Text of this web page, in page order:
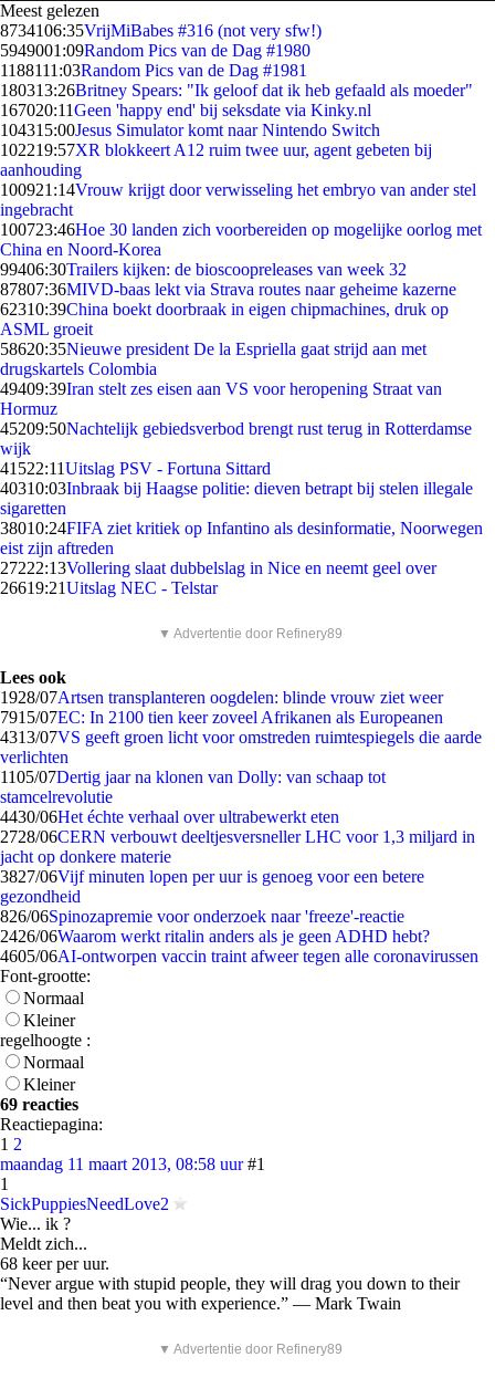
Meest gelezen
8734106:35VrijMiBabes #316 (not very sfw!)
5949001:09Random Pics van de Dag #1980
1188111:03Random Pics van de Dag #1981
180313:26Britney Spears: "Ik geloof dat ik heb gefaald als moeder"
167020:11Geen 'happy end' bij seksdate via Kinky.nl
104315:00Jesus Simulator komt naar Nintendo Switch
102219:57XR blokkeert A12 ruim twee uur, agent gebeten bij
aanhouding
100921:14Vrouw krijgt door verwisseling het embryo van ander stel
ingebracht
100723:46Hoe 30 landen zich voorbereiden op mogelijke oorlog met
China en Noord-Korea
99406:30Trailers kijken: de bioscoopreleases van week 32
87807:36MIVD-baas lekt via Strava routes naar geheime kazerne
62310:39China boekt doorbraak in eigen chipmachines, druk op
ASML groeit
58620:35Nieuwe president De la Espriella gaat strijd aan met
drugskartels Colombia
49409:39Iran stelt zes eisen aan VS voor heropening Straat van
Hormuz
45209:50Nachtelijk gebiedsverbod brengt rust terug in Rotterdamse
wijk
41522:11Uitslag PSV - Fortuna Sittard
40310:03Inbraak bij Haagse politie: dieven betrapt bij stelen illegale
sigaretten
38010:24FIFA ziet kritiek op Infantino als desinformatie, Noorwegen
eist zijn aftreden
27222:13Vollering slaat dubbelslag in Nice en neemt geel over
26619:21Uitslag NEC - Telstar
▼ Advertentie door Refinery89
Lees ook
1928/07Artsen transplanteren oogdelen: blinde vrouw ziet weer
7915/07EC: In 2100 tien keer zoveel Afrikanen als Europeanen
4313/07VS geeft groen licht voor omstreden ruimtespiegels die aarde
verlichten
1105/07Dertig jaar na klonen van Dolly: van schaap tot
stamcelrevolutie
4430/06Het échte verhaal over ultrabewerkt eten
2728/06CERN verbouwt deeltjesversneller LHC voor 1,3 miljard in
jacht op donkere materie
3827/06Vijf minuten lopen per uur is genoeg voor een betere
gezondheid
826/06Spinozapremie voor onderzoek naar 'freeze'-reactie
2426/06Waarom werkt ritalin anders als je geen ADHD hebt?
4605/06AI-ontworpen vaccin traint afweer tegen alle coronavirussen
Font-grootte:
Normaal
Kleiner
regelhoogte :
Normaal
Kleiner
69 reacties
Reactiepagina:
1 2
maandag 11 maart 2013, 08:58 uur #1
1
SickPuppiesNeedLove2
Wie... ik ?
Meldt zich...
68 keer per uur.
“Never argue with stupid people, they will drag you down to their
level and then beat you with experience.” ― Mark Twain
▼ Advertentie door Refinery89